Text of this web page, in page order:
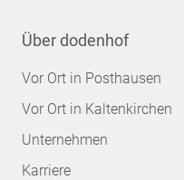
Über dodenhof
Vor Ort in Posthausen
Vor Ort in Kaltenkirchen
Unternehmen
Karriere